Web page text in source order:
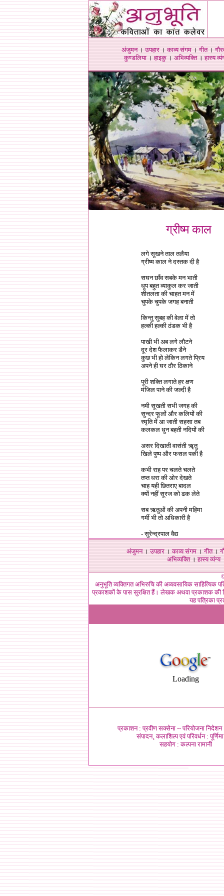
अंजुमन।उपहार।काव्य संगम।गीत।
कुण्डलिया।हाइकु।अभिव्यक्ति।हास्य
ग्रीष्म काल
लगे सूखने ताल तलैया
ग्रीष्म काल ने दस्तक दी है
सघन छाँव सबके मन भाती
धूप बहुत व्याकुल कर जाती
शीतलता की चाहत मन में
चुपके चुपके जगह बनाती
किन्तु सुबह की वेला में तो
हल्की हल्की ठंडक भी है
पाखी भी अब लगे लौटने
दूर देश फैलाकर डैने
कुछ भी हो लेकिन लगते प्रिय
अपने ही घर ठौर ठिकाने
पूरी शक्ति लगाते हर क्षण
मंजिल पाने की जल्दी है
नमी सूखती सभी जगह की
सुन्दर फूलों और कलियों की
स्मृति में आ जाती सहसा तब
कलकल धुन बहती नदियों की
असर दिखाती वासंती ॠतु
खिले पुष्प और फसल पकी है
कभी राह पर चलते चलते
तप्त धरा की ओर देखते
चाह यही छितराए बादल
क्यों नहीं सूरज को ढक लेते
सब ऋतुओं की अपनी महिमा
गर्मी भी तो अधिकारी है
- सुरेन्द्रपाल वैद्य
अंजुमन।उपहार ।काव्य संगम ।गीत।
अभिव्यक्ति।हास्य व्यंग्य
अनुभूति व्यक्तिगत अभिरुचि की अव्यवसायिक
प्रकाशकों के पास सुरक्षित हैं। लेखक अथवा प्रकाशक की
यह पत्रिका
Loading
प्रकाशन : प्रवीण सक्सेना --परियोजना निदेशन
संपादन¸ कलाशिल्प एवं परिवर्धन : पूर्णिमा
सहयोग :कल्पना रामानी